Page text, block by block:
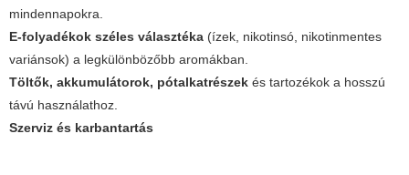
mindennapokra.
E-folyadékok széles választéka (ízek, nikotinsó, nikotinmentes
variánsok) a legkülönbözőbb aromákban.
Töltők, akkumulátorok, pótalkatrészek és tartozékok a hosszú
távú használathoz.
Szerviz és karbantartás